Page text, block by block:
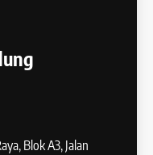
Blok A3, Jalan